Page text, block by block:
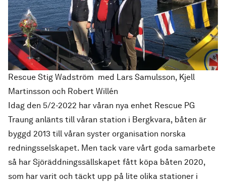
Rescue Stig Wadström med Lars Samulsson, Kjell
Martinsson och Robert Willén
Idag den 5/2-2022 har våran nya enhet Rescue PG
Traung anlänts till våran station i Bergkvara, båten är
byggd 2013 till våran syster organisation norska
redningsselskapet. Men tack vare vårt goda samarbete
så har Sjöräddningssällskapet fått köpa båten 2020,
som har varit och täckt upp på lite olika stationer i